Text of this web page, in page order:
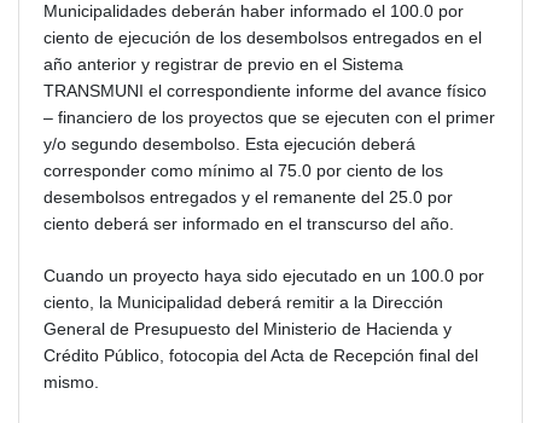
Municipalidades deberán haber informado el 100.0 por
ciento de ejecución de los desembolsos entregados en el
año anterior y registrar de previo en el Sistema
TRANSMUNI el correspondiente informe del avance físico
– financiero de los proyectos que se ejecuten con el primer
y/o segundo desembolso. Esta ejecución deberá
corresponder como mínimo al 75.0 por ciento de los
desembolsos entregados y el remanente del 25.0 por
ciento deberá ser informado en el transcurso del año.
Cuando un proyecto haya sido ejecutado en un 100.0 por
ciento, la Municipalidad deberá remitir a la Dirección
General de Presupuesto del Ministerio de Hacienda y
Crédito Público, fotocopia del Acta de Recepción final del
mismo.